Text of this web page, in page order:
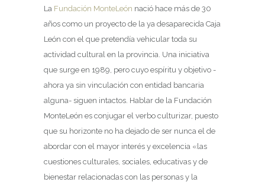
La Fundación MonteLeón nació hace más de 30
años como un proyecto de la ya desaparecida Caja
León con el que pretendía vehicular toda su
actividad cultural en la provincia. Una iniciativa
que surge en 1989, pero cuyo espíritu y objetivo -
ahora ya sin vinculación con entidad bancaria
alguna- siguen intactos. Hablar de la Fundación
MonteLeón es conjugar el verbo culturizar, puesto
que su horizonte no ha dejado de ser nunca el de
abordar con el mayor interés y excelencia «las
cuestiones culturales, sociales, educativas y de
bienestar relacionadas con las personas y la